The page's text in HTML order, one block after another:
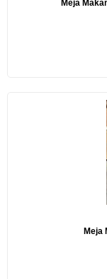
Meja
Meja